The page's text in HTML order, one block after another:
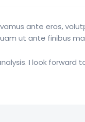
ante eros,
ut ante finibus
I look forward